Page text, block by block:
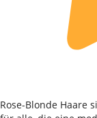
Rose-Blonde Haare